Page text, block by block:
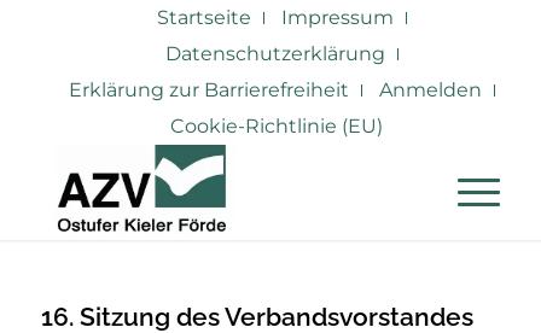
Startseite
Impressum
Datenschutzerklärung
Erklärung zur Barrierefreiheit
Anmelden
Cookie-Richtlinie (EU)
16. Sitzung des Verbandsvorstandes